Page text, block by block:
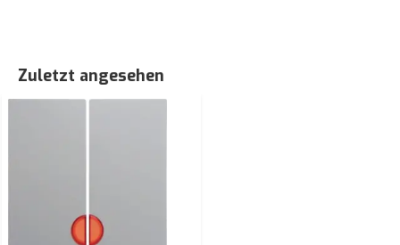
Zuletzt angesehen